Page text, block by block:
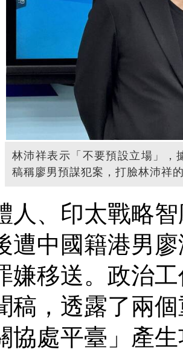
林沛祥表示「不要預設立場」，
稿稱廖男預謀犯案，打臉林沛祥
人、印太戰略
遭中國籍港男
嫌移送。政治
稿，透露了兩
協處平臺」產